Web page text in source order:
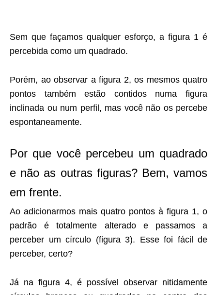
Sem que façamos qualquer esforço, a figura 1 é
percebida como um quadrado.
Porém, ao observar a figura 2, os mesmos quatro
pontos também estão contidos numa figura
inclinada ou num perfil, mas você não os percebe
espontaneamente.
Por que você percebeu um quadrado
e não as outras figuras? Bem, vamos
em frente.
Ao adicionarmos mais quatro pontos à figura 1, o
padrão é totalmente alterado e passamos a
perceber um círculo (figura 3). Esse foi fácil de
perceber, certo?
Já na figura 4, é possível observar nitidamente